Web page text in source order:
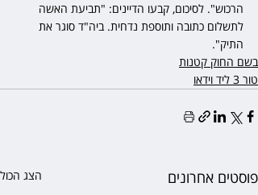
הרכוש". לסיכום, קבעו הדיינים: "תביעת האשה
לתשלום כתובה ותוספת נדחית. ביה"ד סוגר את
התיק".
בשם החוק קטנות
טור 3 ליד וידאו
פוסטים אחרונים הצג הכול